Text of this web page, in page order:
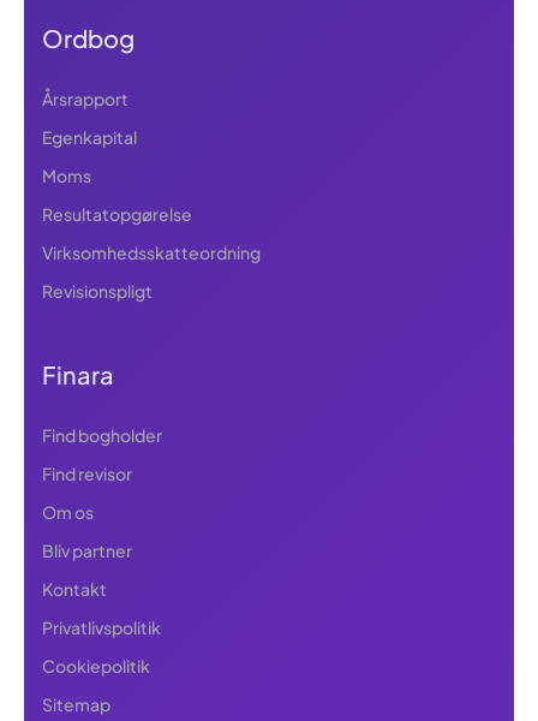
Ordbog
Årsrapport
Egenkapital
Moms
Resultatopgørelse
Virksomhedsskatteordning
Revisionspligt
Finara
Find bogholder
Find revisor
Om os
Bliv partner
Kontakt
Privatlivspolitik
Cookiepolitik
Sitemap